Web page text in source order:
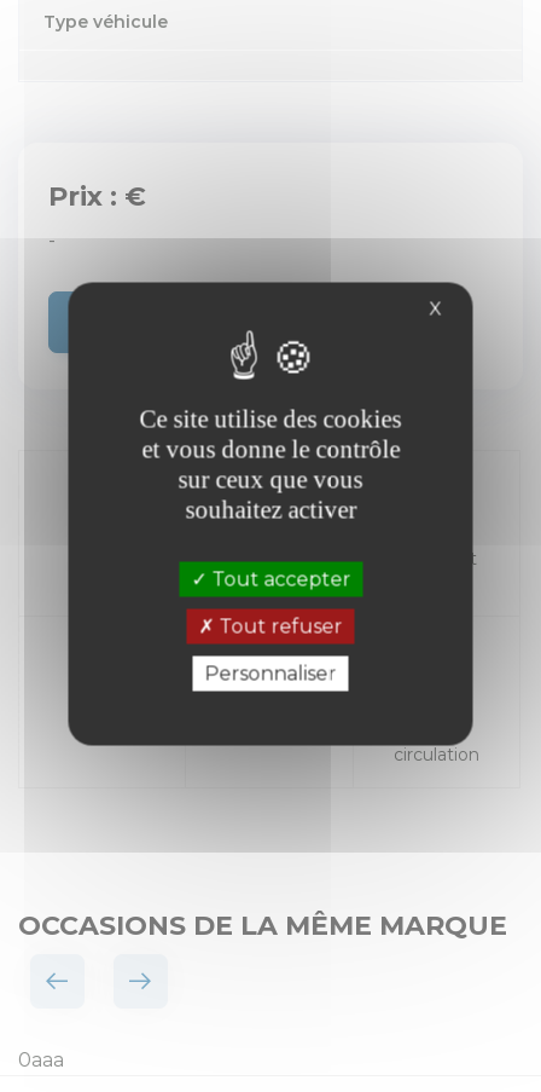
Type véhicule
Prix : €
-
Kilométrage Carburant
circulation
OCCASIONS DE LA MÊME MARQUE
0aaa
X
Ce site utilise des cookies
et vous donne le contrôle
sur ceux que vous
souhaitez activer
Tout accepter
Tout refuser
Personnaliser